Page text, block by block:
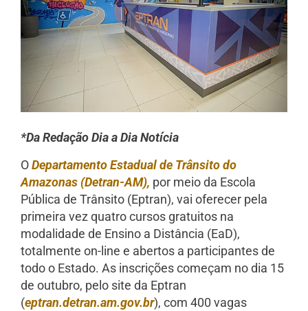
*Da Redação Dia a Dia Notícia
ODepartamento Estadual de Trânsito do
Amazonas (Detran-AM), por meio da Escola
Pública de Trânsito (Eptran), vai oferecer pela
primeira vez quatro cursos gratuitos na
modalidade de Ensino a Distância (EaD),
totalmente on-line e abertos a participantes de
todo o Estado. As inscrições começam no dia 15
de outubro, pelo site da Eptran
(eptran.detran.am.gov.br), com 400 vagas